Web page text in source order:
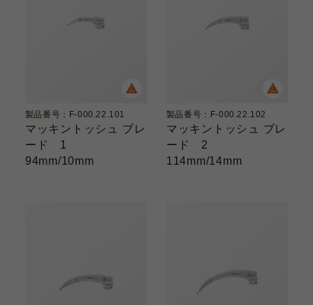
製品番号：F-000.22.101
マッキントッシュ ブレ
ード 1
94mm/10mm
製品番号：F-000.22.102
マッキントッシュ ブレ
ード 2
114mm/14mm